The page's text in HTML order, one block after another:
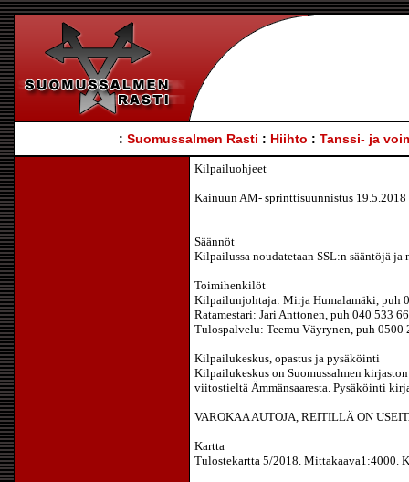
: Suomussalmen Rasti : Hiihto : Tanssi- ja
Kilpailuohjeet
Kainuun AM- sprinttisuunnistus 19.5.2018
Säännöt
Kilpailussa noudatetaan SSL:n sääntöjä ja
Toimihenkilöt
Kilpailunjohtaja: Mirja Humalamäki, puh
Ratamestari: Jari Anttonen, puh 040 533
Tulospalvelu: Teemu Väyrynen, puh 0500
Kilpailukeskus, opastus ja pysäköinti
Kilpailukeskus on Suomussalmen
viitostieltä Ämmänsaaresta. Pysäköinti
VAROKAA AUTOJA, REITILLÄ ON
Kartta
Tulostekartta 5/2018. Mittakaava1:4000.